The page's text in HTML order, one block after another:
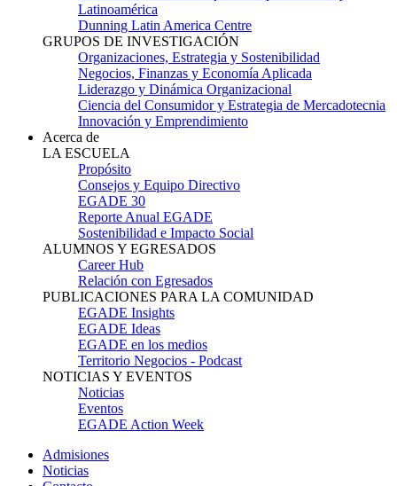
Latinoamérica
Dunning Latin America Centre
GRUPOS DE INVESTIGACIÓN
Organizaciones, Estrategia y Sostenibilidad
Negocios, Finanzas y Economía Aplicada
Liderazgo y Dinámica Organizacional
Ciencia del Consumidor y Estrategia de Mercadotecnia
Innovación y Emprendimiento
Acerca de
LA ESCUELA
Propósito
Consejos y Equipo Directivo
EGADE 30
Reporte Anual EGADE
Sostenibilidad e Impacto Social
ALUMNOS Y EGRESADOS
Career Hub
Relación con Egresados
PUBLICACIONES PARA LA COMUNIDAD
EGADE Insights
EGADE Ideas
EGADE en los medios
Territorio Negocios - Podcast
NOTICIAS Y EVENTOS
Noticias
Eventos
EGADE Action Week
Admisiones
Noticias